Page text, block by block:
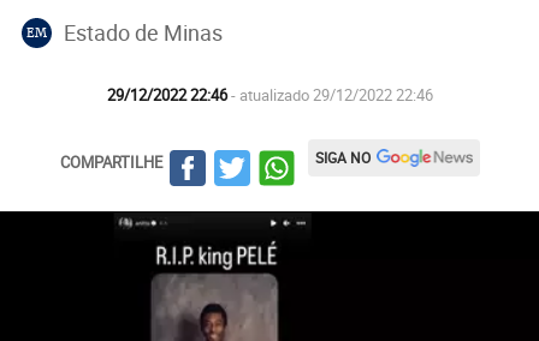
EM Estado de Minas
29/12/2022 22:46- atualizado 29/12/2022 22:46
COMPARTILHE SIGA NO